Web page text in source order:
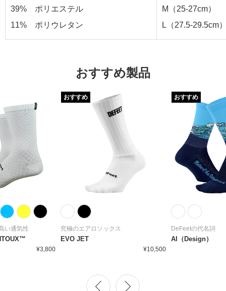
39% ポリエステル
11% ポリウレタン
M（25-27cm）
L（27.5-29.5cm
おすすめ製品
い通気性
¥3,800
究極のエアロソックス
EVO JET
¥10,500
おすすめ
DeFeetの代名詞
AI（Design）
おすすめ